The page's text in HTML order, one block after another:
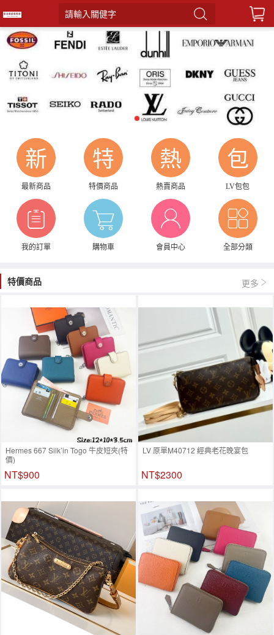
請輸入關健字
新
最新商品
特
特價商品
熱
熱賣商品
包
LV包包
我的訂單 購物車 會員中心 全部分類
特價商品 更多
Hermes 667 Silk’in Togo 牛皮短夾(特
價)
NT$900
LV 原單M40712 經典老花晚宴包
NT$2300